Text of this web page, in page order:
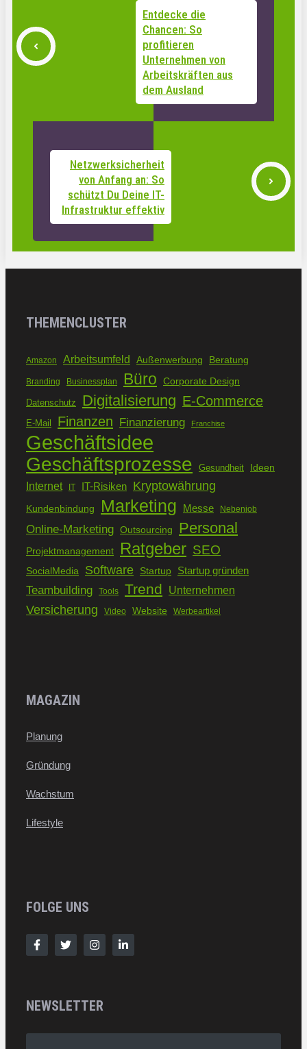
Entdecke die
Chancen: So
profitieren
Unternehmen von
Arbeitskräften aus
dem Ausland
Netzwerksicherheit
von Anfang an: So
schützt Du Deine IT-
Infrastruktur effektiv
THEMENCLUSTER
Amazon Arbeitsumfeld Außenwerbung Beratung
Branding Businessplan Büro Corporate Design
Datenschutz Digitalisierung E-Commerce
E-Mail Finanzen Finanzierung Franchise
Geschäftsidee
Geschäftsprozesse Gesundheit Ideen
Internet IT IT-Risiken Kryptowährung
Kundenbindung Marketing Messe Nebenjob
Online-Marketing Outsourcing Personal
Projektmanagement Ratgeber SEO
SocialMedia Software Startup Startup gründen
Teambuilding Tools Trend Unternehmen
Versicherung Video Website Werbeartikel
MAGAZIN
Planung
Gründung
Wachstum
Lifestyle
FOLGE UNS
NEWSLETTER